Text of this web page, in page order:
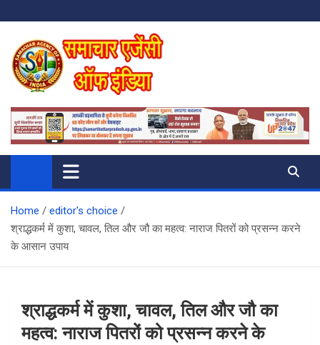
to
content
SAMACHAR AGENCY OF INDIA
My WordPress Blog
Home
editor's choice
श्राद्धकर्म में कुशा, चावल, तिल और जौ का महत्व: नाराज पितरों को प्रसन्न करने
के आसान उपाय
श्राद्धकर्म में कुशा, चावल, तिल और जौ का
महत्व: नाराज पितरों को प्रसन्न करने के